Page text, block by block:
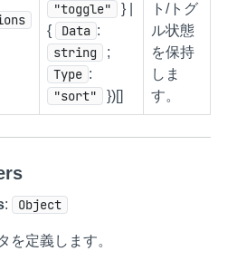
"toggle"
} |
{
Data :
string ;
Type :
"sort" })[]
ト/トグ
ル状態
を保持
しま
す。
: Object
を定義します。